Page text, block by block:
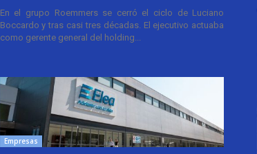
En el grupo Roemmers se cerró el ciclo de Luciano
Boccardo y tras casi tres décadas. El ejecutivo actuaba
como gerente general del holding...
Empresas